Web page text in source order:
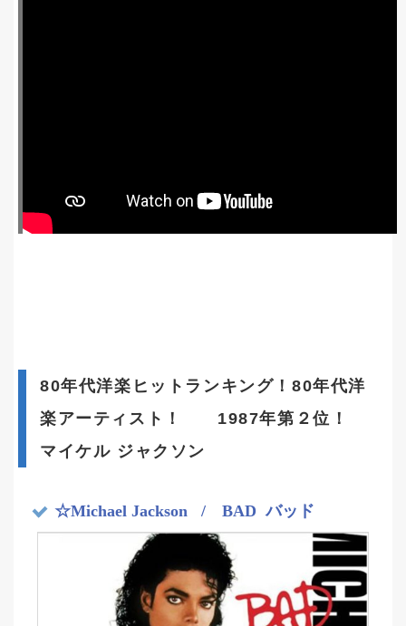
80年代洋楽ヒットランキング！80年代洋
楽アーティスト！ 1987年第２位！
マイケル ジャクソン
☆Michael Jackson / BAD バッド